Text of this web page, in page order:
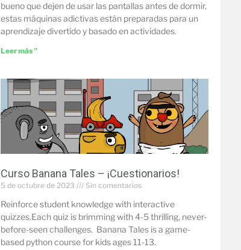
bueno que dejen de usar las pantallas antes de dormir,
estas máquinas adictivas están preparadas para un
aprendizaje divertido y basado en actividades.
Leer más "
Curso Banana Tales – ¡Cuestionarios!
5 de octubre de 2023 Sin comentarios
Reinforce student knowledge with interactive
quizzes.Each quiz is brimming with 4-5 thrilling, never-
before-seen challenges. Banana Tales is a game-
based python course for kids ages 11-13.